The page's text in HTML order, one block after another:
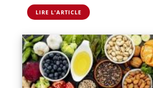
LIRE L'ARTICLE